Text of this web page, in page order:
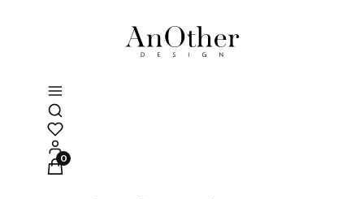
Otwórz wyszukiwarkę
Produkty w koszyku: 0. Zobacz szczegóły